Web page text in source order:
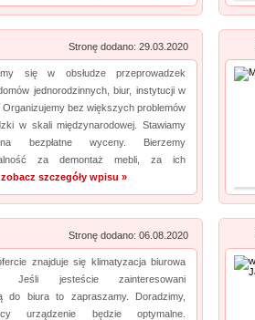
Stronę dodano: 29.03.2020
się w obsłudze przeprowadzek
jednorodzinnych, biur, instytucji w
Organizujemy bez większych problemów
w skali międzynarodowej. Stawiamy
bezpłatne wyceny. Bierzemy
za demontaż mebli, za ich
zobacz szczegóły wpisu »
Stronę dodano: 06.08.2020
znajduje się klimatyzacja biurowa
Jeśli jesteście zainteresowani
do biura to zapraszamy. Doradzimy,
urządzenie będzie optymalne.